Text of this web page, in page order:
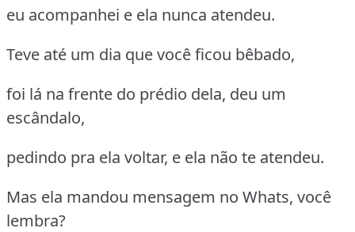
eu acompanhei e ela nunca atendeu.
Teve até um dia que você ficou bêbado,
foi lá na frente do prédio dela, deu um
escândalo,
pedindo pra ela voltar, e ela não te atendeu.
Mas ela mandou mensagem no Whats, você
lembra?